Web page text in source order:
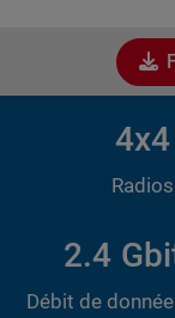
4x4
Radios
2.4
Débit de